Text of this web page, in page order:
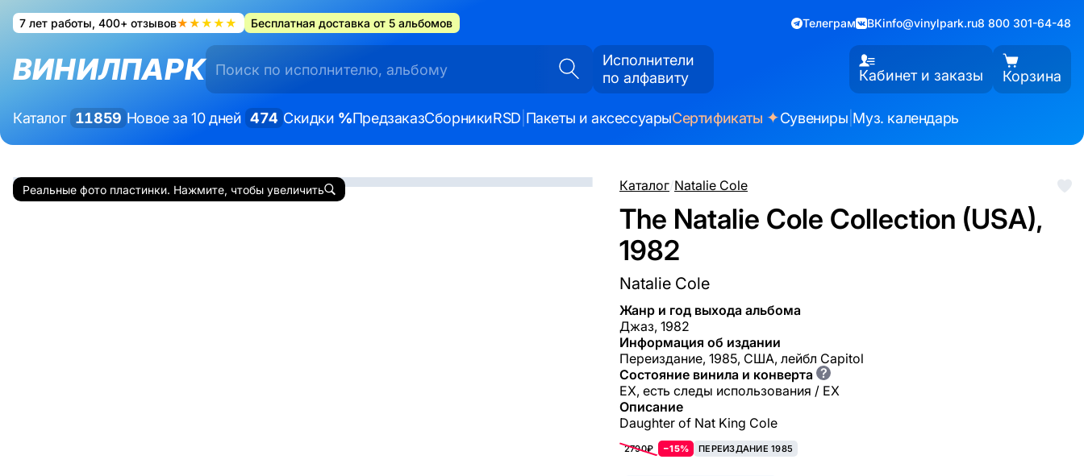
7 лет работы, 400+ отзывов★★★★★ Бесплатная доставка от 5 альбомов Телеграм ВКinfo@vinylpark.ru8 800 301-64-48
ВИНИЛПАРК
Исполнители
по алфавиту
Кабинет и заказы Корзина
Каталог 11859 Новое за 10 дней 474 Скидки %ПредзаказСборникиRSD Пакеты и аксессуарыСертификаты ✦Сувениры Муз. календарь
Каталог/Natalie Cole
The Natalie Cole Collection (USA),
1982
Natalie Cole
Жанр и год выхода альбома
Джаз, 1982
Информация об издании
Переиздание, 1985, США, лейбл Capitol
Состояние винила и конверта ?
EX, есть следы использования / EX
Описание
Daughter of Nat King Cole
2790₽ −15% ПЕРЕИЗДАНИЕ 1985
Реальные фото пластинки. Нажмите, чтобы увеличить